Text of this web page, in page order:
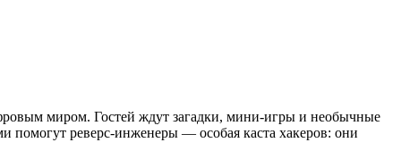
миром. Гостей ждут загадки, мини-игры и необычные
помогут реверс-инженеры — особая каста хакеров: они